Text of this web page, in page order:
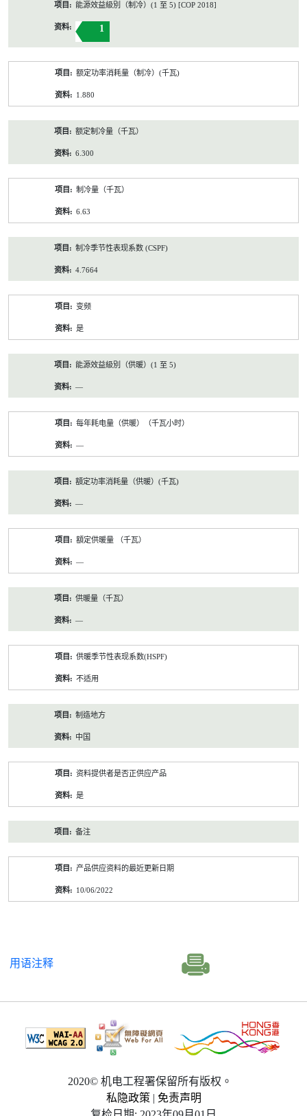
能源效益級別（制冷）(1 至 5) [COP 2018]
1
额定功率消耗量（制冷）(千瓦)
1.880
额定制冷量（千瓦）
6.300
制冷量（千瓦）
6.63
制冷季节性表现系数 (CSPF)
4.7664
变频
是
能源效益級別（供暖）(1 至 5)
—
每年耗电量（供暖）（千瓦小时）
—
額定功率消耗量（供暖）(千瓦)
—
額定供暖量 （千瓦）
—
供暖量（千瓦）
—
供暖季节性表现系数(HSPF)
不适用
制造地方
中国
资料提供者是否正供应产品
是
备注
产品供应资料的最近更新日期
10/06/2022
用语注释
2020© 机电工程署保留所有版权。
私隐政策 | 免责声明